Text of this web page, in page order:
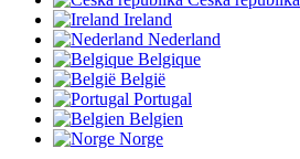
Ireland
Nederland
Belgique
België
Portugal
Belgien
Norge